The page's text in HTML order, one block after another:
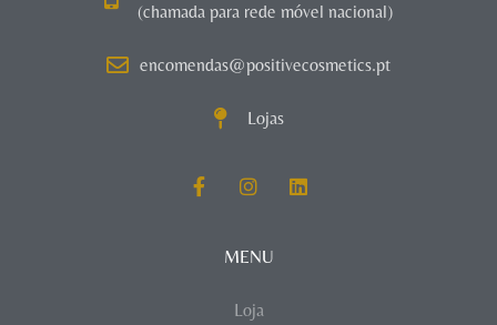
(chamada para rede móvel nacional)
encomendas@positivecosmetics.pt
Lojas
MENU
Loja